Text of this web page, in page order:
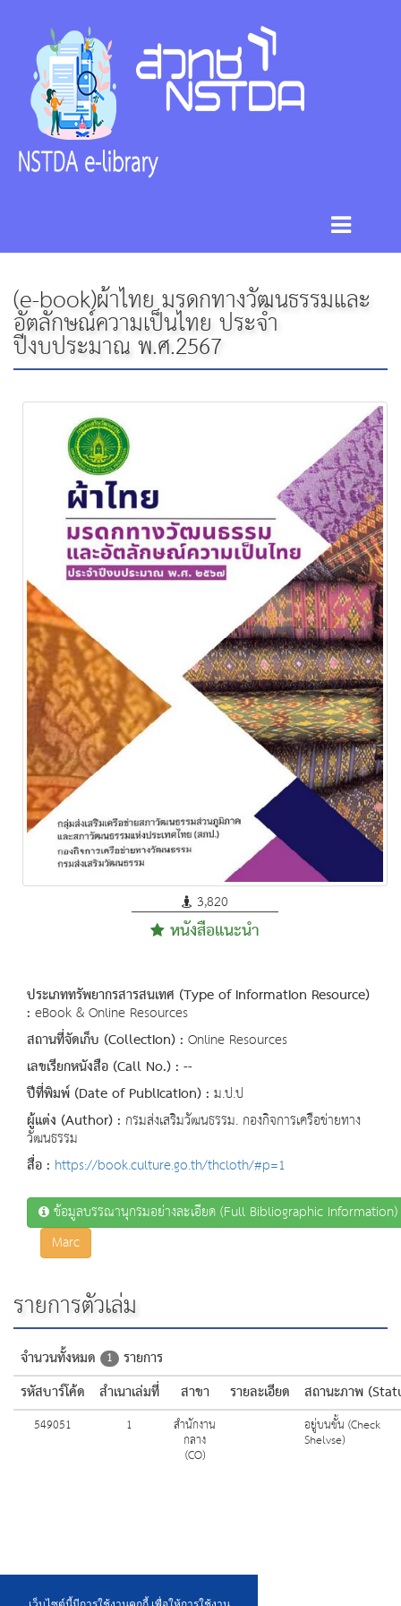
(e-book)ผ้าไทย มรดกทางวัฒนธรรมและ
อัตลักษณ์ความเป็นไทย ประจำ
ปีงบประมาณ พ.ศ.2567
3,820
หนังสือแนะนำ
ประเภททรัพยากรสารสนเทศ (Type of Information Resource)
: eBook & Online Resources
สถานที่จัดเก็บ (Collection) : Online Resources
เลขเรียกหนังสือ (Call No.) : --
ปีที่พิมพ์ (Date of Publication) : ม.ป.ป
ผู้แต่ง (Author) : กรมส่งเสริมวัฒนธรรม. กองกิจการเครือข่ายทาง
วัฒนธรรม
สื่อ : https://book.culture.go.th/thcloth/#p=1
ข้อมูลบรรณานุกรมอย่างละเอียด (Full Bibliographic Information)
Marc
รายการตัวเล่ม
จำนวนทั้งหมด 1 รายการ
รหัสบาร์โค้ด
สำเนาเล่มที่ สาขา รายละเอียด สถานะภาพ
549051 1 สำนักงาน
กลาง
(CO)
อยู่บนชั้น (Check
Shelvse)